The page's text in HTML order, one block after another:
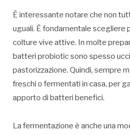
È interessante notare che non
uguali. È fondamentale
colture vive attive. In molte
batteri probiotic sono spesso
pastorizzazione. Quindi, sempre
freschi o fermentati in casa, per
apporto di batteri benefici.
La fermentazione è anche una